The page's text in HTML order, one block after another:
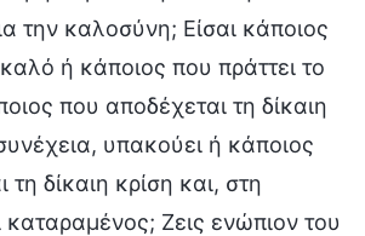
την καλοσύνη; Είσαι κάποιος
ή κάποιος που πράττει το
που αποδέχεται τη δίκαιη
υπακούει ή κάποιος
δίκαιη κρίση και, στη
καταραμένος; Ζεις ενώπιον του